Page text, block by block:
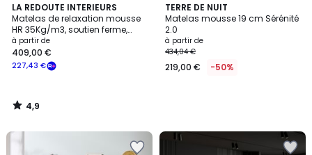
LA REDOUTE INTERIEURS
Matelas de relaxation mousse
HR 35Kg/m3, soutien ferme,
accueil moelleux
à partir de
227,43 €
409,00 €
4,9
/ 5
4,9
/
TERRE DE NUIT
Matelas mousse 19 cm Sérénité
2.0
à partir de
434,04 €
219,00 € -50%